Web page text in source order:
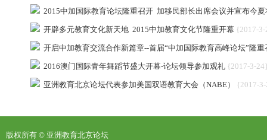
2015中加国际教育论坛隆重召开 加移民部长出席会议并宣布今
开辟多元教育文化新天地 2015中加教育文化节隆重开幕 {2017-
开启中加教育交流合作新篇章--首届“中加国际教育高峰论坛”隆重
2016澳门国际青年舞蹈节盛大开幕-论坛领导参加观礼 {2017-3-
亚洲教育北京论坛代表参加美国双语教育大会（NABE） {2017-
版权所有 © 亚洲教育北京论坛